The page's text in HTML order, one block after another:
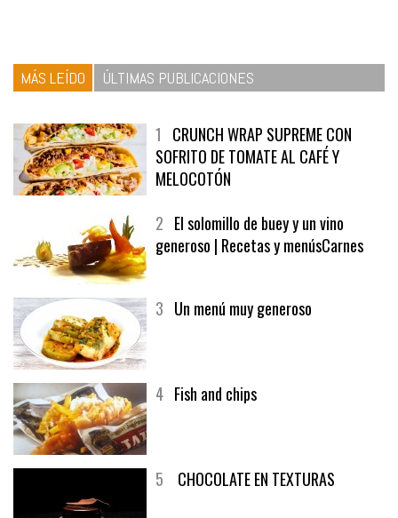
1CRUNCH WRAP SUPREME CON
SOFRITO DE TOMATE AL CAFÉ Y
MELOCOTÓN
2El solomillo de buey y un vino